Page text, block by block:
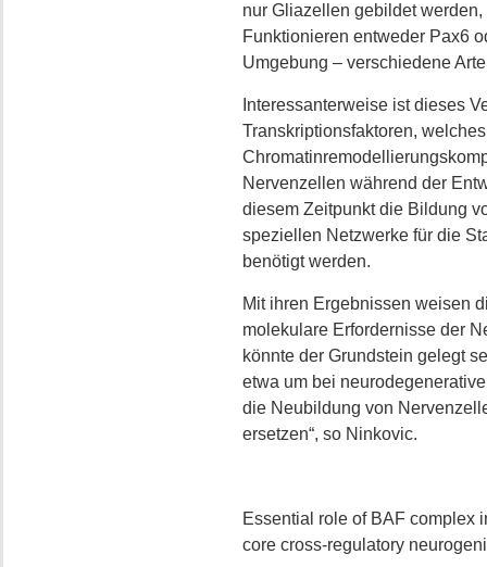
nur Gliazellen gebildet
Funktionieren entweder Pax6
Umgebung – verschiedene
Interessanterweise ist dieses
Transkriptionsfaktoren,
Nervenzellen während der
diesem Zeitpunkt die Bildung
speziellen Netzwerke für die
benötigt werden.
Mit ihren Ergebnissen weisen
molekulare Erfordernisse der
könnte der Grundstein gelegt
etwa um bei
die Neubildung von
ersetzen“, so Ninkovic.
Essential role of BAF complex
core cross-regulatory